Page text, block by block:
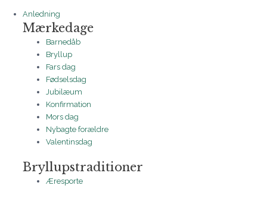
Anledning
Mærkedage
Barnedåb
Bryllup
Fars dag
Fødselsdag
Jubilæum
Konfirmation
Mors dag
Nybagte forældre
Valentinsdag
Bryllupstraditioner
Æresporte